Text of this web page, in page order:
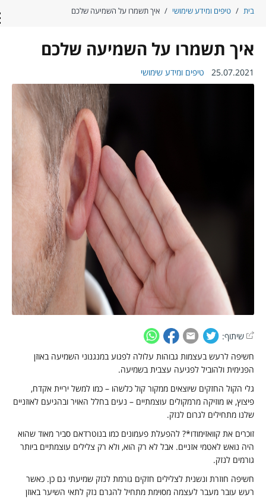
/ טיפים ומידע שימושי / איך תשמרו על השמיעה שלכם
תשמרו על השמיעה שלכם
טיפים ומידע שימושי
שיתוף:
לרעש בעצמות גבוהות עלולה לפגוע במנגנוני השמיעה באוזן
ולהוביל לפגיעה עצבית בשמיעה.
הקול החזקים שיוצאים ממקור קול כלשהו – כמו למשל יריית אקדח,
או מוזיקה מרמקולים עוצמתיים – נעים בחלל האויר ובהגיעם לאוזניים
מתחילים לגרום לנזק.
את קוואזימודו*? להפעלת פעמונים כמו בנוטרדאם סביר מאוד שהוא
נואש לאטמי אזניים. אבל לא רק הוא, ולא רק צלילים עוצמתיים ביותר
לנזק.
חוזרת ונשנית לצלילים חזקים גורמת לנזק שמיעתי גם כן. כאשר
עובר מעבר לעצמה מסוימת מתחיל להגרם נזק לתאי השיער באוזן